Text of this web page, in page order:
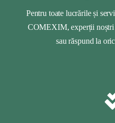
Pentru toate lucrările și
COMEXIM, experții noștri
sau răspund la